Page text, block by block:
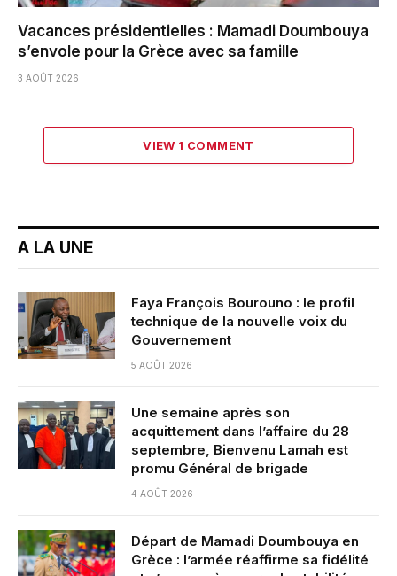
Vacances présidentielles : Mamadi Doumbouya
s’envole pour la Grèce avec sa famille
3 AOÛT 2026
VIEW 1 COMMENT
A LA UNE
Faya François Bourouno : le profil
technique de la nouvelle voix du
Gouvernement
5 AOÛT 2026
Une semaine après son
acquittement dans l’affaire du 28
septembre, Bienvenu Lamah est
promu Général de brigade
4 AOÛT 2026
Départ de Mamadi Doumbouya en
Grèce : l’armée réaffirme sa fidélité